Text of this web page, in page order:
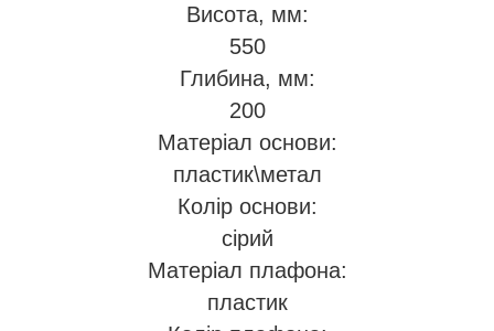
Висота, мм:
550
Глибина, мм:
200
Матеріал основи:
пластик\метал
Колір основи:
сірий
Матеріал плафона:
пластик